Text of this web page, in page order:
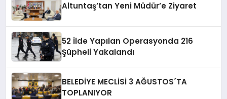
Altuntaş’tan Yeni Müdür’e Ziyaret
52 İlde Yapılan Operasyonda 216
Şüpheli Yakalandı
BELEDİYE MECLİSİ 3 AĞUSTOS´TA
TOPLANIYOR